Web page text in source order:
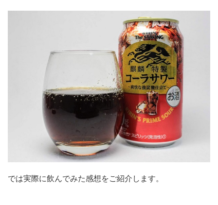
では実際に飲んでみた感想をご紹介します。